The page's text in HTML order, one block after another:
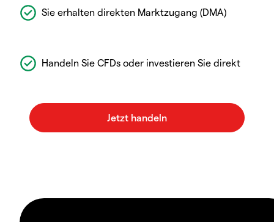
Sie erhalten direkten Marktzugang (DMA)
Handeln Sie CFDs oder investieren Sie direkt